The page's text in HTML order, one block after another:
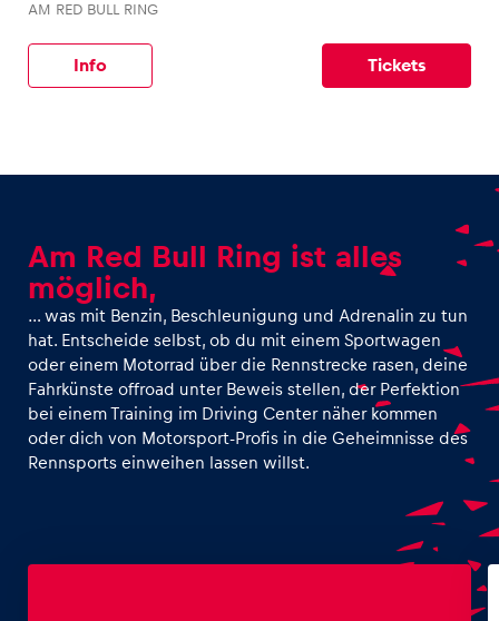
AM RED BULL RING
Info Tickets
Am Red Bull Ring ist alles
möglich,
… was mit Benzin, Beschleunigung und Adrenalin zu tun
hat. Entscheide selbst, ob du mit einem Sportwagen
oder einem Motorrad über die Rennstrecke rasen, deine
Fahrkünste offroad unter Beweis stellen, der Perfektion
bei einem Training im Driving Center näher kommen
oder dich von Motorsport-Profis in die Geheimnisse des
Rennsports einweihen lassen willst.